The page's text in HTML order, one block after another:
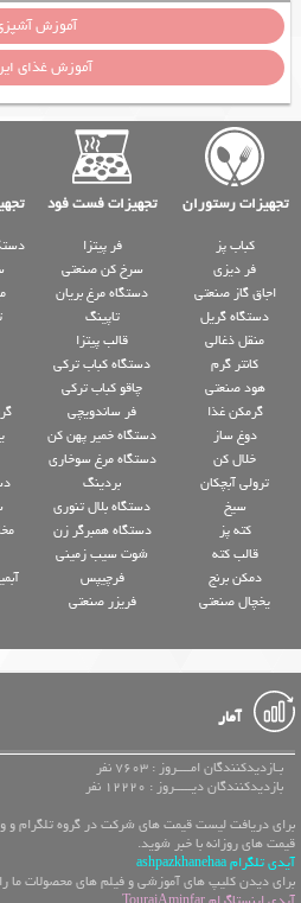
آموزش
آموزش غذای
تجهیزات رستوران تجهیزات فست فود
کباب پز
فر دیزی
اجاق گاز صنعتی
دستگاه گریل
منقل ذغالی
کانتر گرم
هود صنعتی
گرمکن غذا
دوغ ساز
خلال کن
ترولی آبچکان
سیخ
کته پز
قالب کته
دمکن برنج
یخچال صنعتی
فر پیتزا
سرخ کن صنعتی
دستگاه مرغ بریان
تاپینگ
قالب پیتزا
دستگاه کباب ترکی
چاقو کباب ترکی
فر ساندویچی
دستگاه خمیر پهن کن
دستگاه مرغ سوخاری
بردینگ
دستگاه بلال تنوری
دستگاه همبرگر زن
شوت سیب زمینی
فرچیپس
فریزر صنعتی
آمار
بـازدیدکنندگان امــــروز : 7603 نفر
بازدیدکنندگان دیـــــروز : 12220 نفر
برای دریافت لیست قیمت های شرکت در گروه تلگرام و
قیمت های روزانه با خبر شوید.
آیدی تلگرام ashpazkhanehaa
برای دیدن کلیپ های آموزشی و فیلم های محصولات ما را